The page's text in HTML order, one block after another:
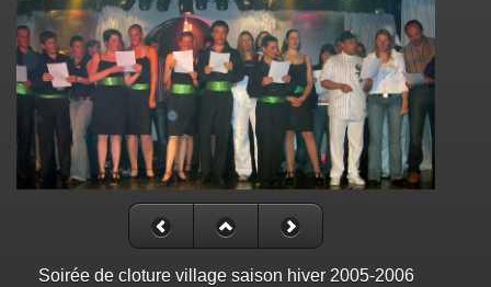
Soirée de cloture village saison hiver 2005-2006